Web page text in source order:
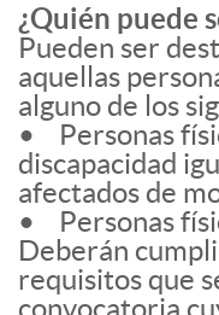
¿Quién puede
Pueden ser
aquellas
alguno de los
• Personas
discapacidad
afectados de
• Personas
Deberán
requisitos que
convocatoria